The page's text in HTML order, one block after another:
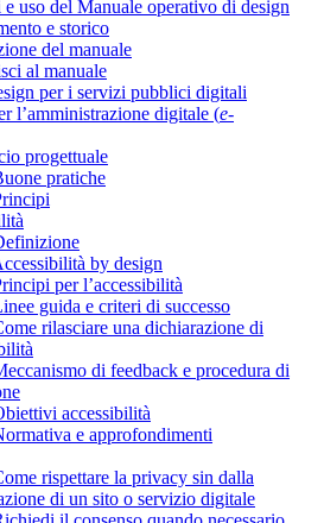
e uso del Manuale operativo di design
e storico
del manuale
al manuale
per i servizi pubblici digitali
l’amministrazione digitale (e-
progettuale
pratiche
by design
per l’accessibilità
guida e criteri di successo
rilasciare una dichiarazione di
di feedback e procedura di
accessibilità
e approfondimenti
rispettare la privacy sin dalla
di un sito o servizio digitale